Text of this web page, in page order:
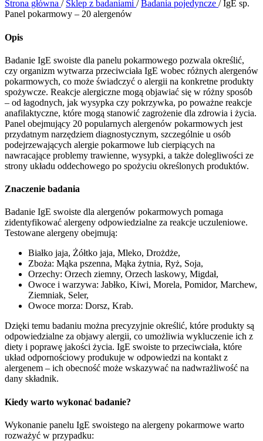
Strona główna / Sklep z badaniami / Badania pojedyncze / IgE sp.
Panel pokarmowy – 20 alergenów
Opis
Badanie IgE swoiste dla panelu pokarmowego pozwala określić,
czy organizm wytwarza przeciwciała IgE wobec różnych alergenów
pokarmowych, co może świadczyć o alergii na konkretne produkty
spożywcze. Reakcje alergiczne mogą objawiać się w różny sposób
– od łagodnych, jak wysypka czy pokrzywka, po poważne reakcje
anafilaktyczne, które mogą stanowić zagrożenie dla zdrowia i życia.
Panel obejmujący 20 popularnych alergenów pokarmowych jest
przydatnym narzędziem diagnostycznym, szczególnie u osób
podejrzewających alergie pokarmowe lub cierpiących na
nawracające problemy trawienne, wysypki, a także dolegliwości ze
strony układu oddechowego po spożyciu określonych produktów.
Znaczenie badania
Badanie IgE swoiste dla alergenów pokarmowych pomaga
zidentyfikować alergeny odpowiedzialne za reakcje uczuleniowe.
Testowane alergeny obejmują:
Białko jaja, Żółtko jaja, Mleko, Drożdże,
Zboża: Mąka pszenna, Mąka żytnia, Ryż, Soja,
Orzechy: Orzech ziemny, Orzech laskowy, Migdał,
Owoce i warzywa: Jabłko, Kiwi, Morela, Pomidor, Marchew,
Ziemniak, Seler,
Owoce morza: Dorsz, Krab.
Dzięki temu badaniu można precyzyjnie określić, które produkty są
odpowiedzialne za objawy alergii, co umożliwia wykluczenie ich z
diety i poprawę jakości życia. IgE swoiste to przeciwciała, które
układ odpornościowy produkuje w odpowiedzi na kontakt z
alergenem – ich obecność może wskazywać na nadwrażliwość na
dany składnik.
Kiedy warto wykonać badanie?
Wykonanie panelu IgE swoistego na alergeny pokarmowe warto
rozważyć w przypadku: